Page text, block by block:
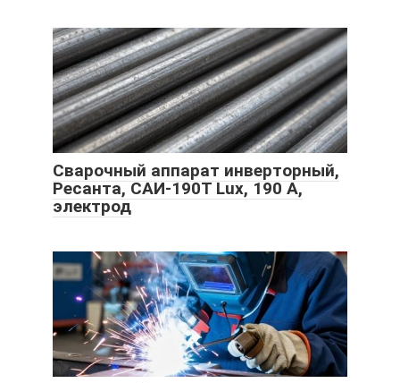
Сварочный аппарат инверторный,
Ресанта, САИ-190Т Lux, 190 А,
электрод